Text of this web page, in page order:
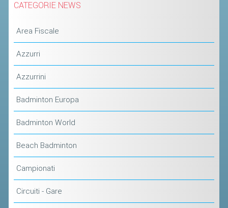
CATEGORIE NEWS
Area Fiscale
Azzurri
Azzurrini
Badminton Europa
Badminton World
Beach Badminton
Campionati
Circuiti - Gare
VOLA CON NOI
AFFILIAZIONE E TESSERAMENTO